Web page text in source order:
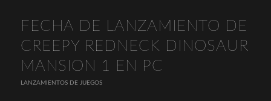
FECHA DE LANZAMIENTO DE
CREEPY REDNECK DINOSAUR
MANSION 1 EN PC
LANZAMIENTOS DE JUEGOS